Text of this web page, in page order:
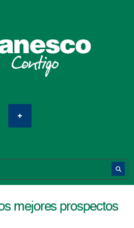
mejores prospectos